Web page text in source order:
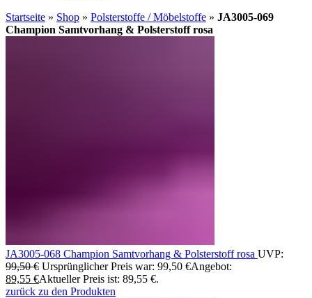
Startseite » Shop » Polsterstoffe / Möbelstoffe » JA3005-069
Champion Samtvorhang & Polsterstoff rosa
JA3005-068 Champion Samtvorhang & Polsterstoff rosa UVP:
99,50€ Ursprünglicher Preis war: 99,50 €Angebot:
89,55 €Aktueller Preis ist: 89,55 €.
zurück zu den Produkten